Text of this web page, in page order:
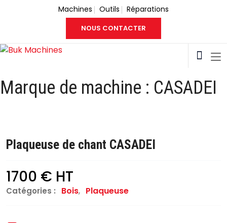
Machines Outils Réparations
NOUS CONTACTER
Marque de machine : CASADEI
Plaqueuse de chant CASADEI
1700 € HT
Catégories : Bois, Plaqueuse